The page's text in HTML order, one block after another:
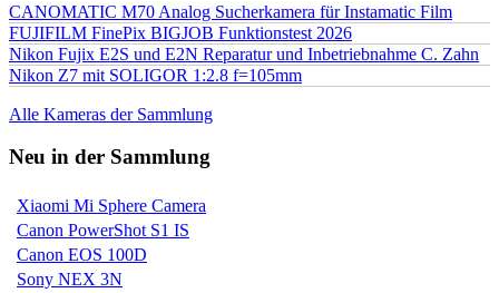
CANOMATIC M70 Analog Sucherkamera für Instamatic Film
FUJIFILM FinePix BIGJOB Funktionstest 2026
Nikon Fujix E2S und E2N Reparatur und Inbetriebnahme C. Zahn
Nikon Z7 mit SOLIGOR 1:2.8 f=105mm
Alle Kameras der Sammlung
Neu in der Sammlung
Xiaomi Mi Sphere Camera
Canon PowerShot S1 IS
Canon EOS 100D
Sony NEX 3N